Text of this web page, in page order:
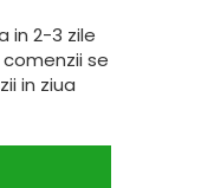
in 2-3 zile
se
in ziua